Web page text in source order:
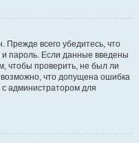
Прежде всего убедитесь, что
пароль. Если данные введены
чтобы проверить, не был ли
что допущена ошибка
администратором для